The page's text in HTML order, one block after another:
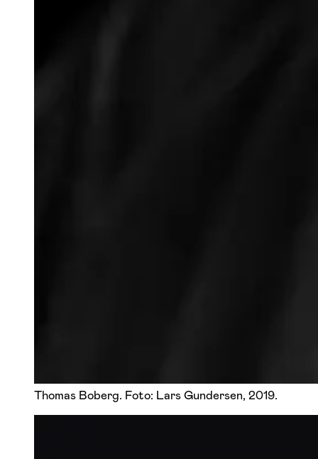
Thomas Boberg. Foto: Lars Gundersen, 2019.